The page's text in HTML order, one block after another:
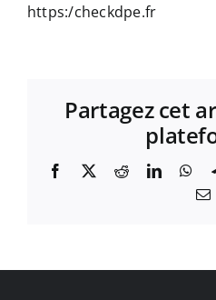
https:/checkdpe.fr
Partagez cet
Facebook
X RedditLinkedIn